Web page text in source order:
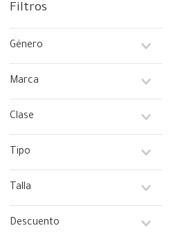
Filtros
Género
Marca
Columbia
Clase
Tipo
Polera
Talla
Descuento